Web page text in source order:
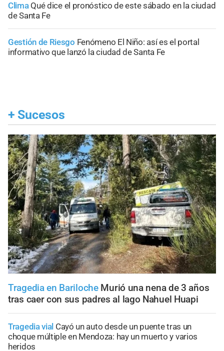
Clima Qué dice el pronóstico de este sábado en la ciudad
de Santa Fe
Gestión de Riesgo Fenómeno El Niño: así es el portal
informativo que lanzó la ciudad de Santa Fe
+ Sucesos
Tragedia en Bariloche Murió una nena de 3 años
tras caer con sus padres al lago Nahuel Huapi
Tragedia vial Cayó un auto desde un puente tras un
choque múltiple en Mendoza: hay un muerto y varios
heridos